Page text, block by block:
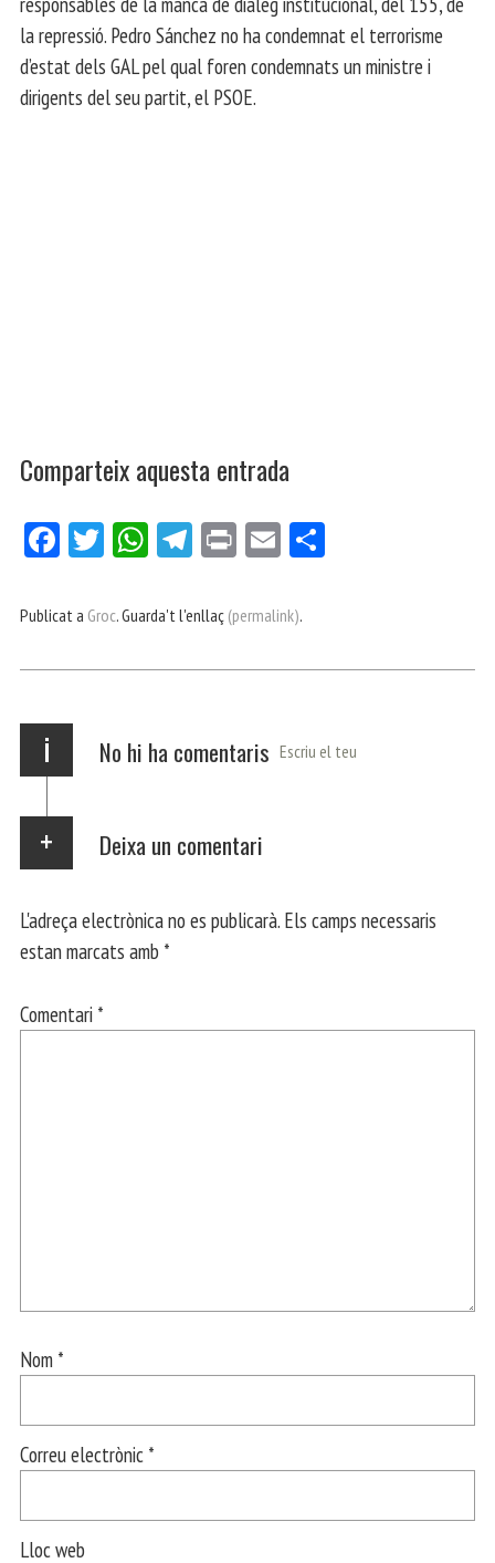
la repressió. Pedro Sánchez no ha condemnat el terrorisme
d’estat dels GAL pel qual foren condemnats un ministre i
dirigents del seu partit, el PSOE.
Comparteix aquesta entrada
Fa
bo
Tw
er
W
ts
p
Te
gr
m
Pri E
ail
ei
Publicat a Groc. Guarda't l'enllaç (permalink).
i No hi ha comentaris Escriu el teu
Deixa un comentari
L'adreça electrònica no es publicarà. Els camps necessaris
estan marcats amb *
Comentari *
Nom *
Correu electrònic *
Lloc web